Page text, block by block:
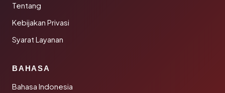
Tentang
Kebijakan Privasi
Syarat Layanan
BAHASA
Bahasa Indonesia